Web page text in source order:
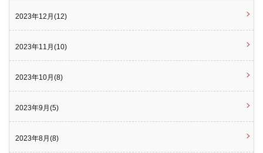
2023年12月(12)
2023年11月(10)
2023年10月(8)
2023年9月(5)
2023年8月(8)